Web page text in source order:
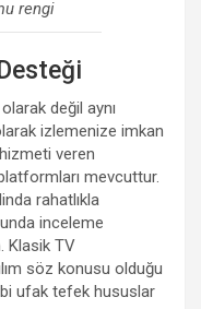
rengi
değil aynı
izlemenize imkan
veren
mevcuttur.
rahatlıkla
inceleme
Klasik TV
söz konusu olduğu
ufak tefek hususlar